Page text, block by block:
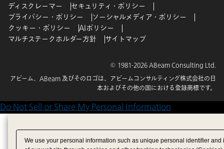
ディスクレーマー
セキュリティ・ポリシー
プライバシー・ポリシー
ソーシャルメディア・ポリシー
クッキー・ポリシー
AIポリシー
マルチステークホルダー方針
サイトマップ
© 1981-2026 ABeam Consulting Ltd.
アビーム、ABeam 及びそのロゴは、アビームコンサルティング株式会社の日
本およびその他の国における登録商標です。
Do Not Sell or Share My Personal Information
We use your personal information such as unique personal identifier